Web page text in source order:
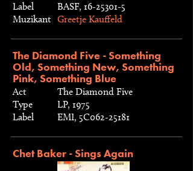
Label
BASF, 16-25301-5
Muzikant Greetje Kauffeld
The Diamond Five - Something
Old, Something New, Something
Pink, Something Blue
Act
The Diamond Five
Type
LP, 1975
Label
EMI, 5C062-25181
Chet Baker - Sings Again